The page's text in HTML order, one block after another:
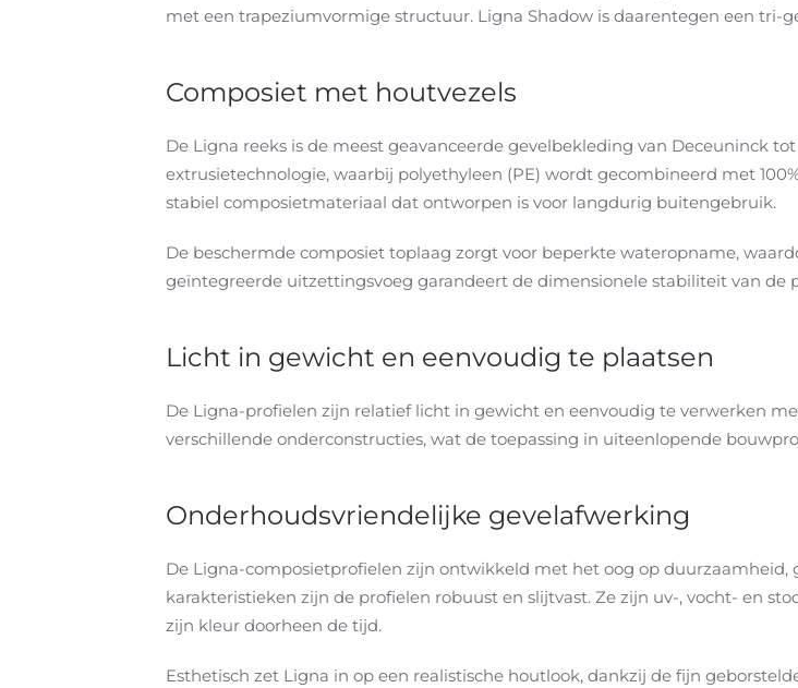
met een trapeziumvormige structuur. Ligna Shadow is daarentegen een
Composiet met houtvezels
De Ligna reeks is de meest geavanceerde gevelbekleding van Deceuninck
extrusietechnologie, waarbij polyethyleen (PE) wordt gecombineerd met
stabiel composietmateriaal dat ontworpen is voor langdurig buitengebruik.
De beschermde composiet toplaag zorgt voor beperkte wateropname,
geïntegreerde uitzettingsvoeg garandeert de dimensionele stabiliteit van de
Licht in gewicht en eenvoudig te plaatsen
De Ligna-profielen zijn relatief licht in gewicht en eenvoudig te verwerken
verschillende onderconstructies, wat de toepassing in uiteenlopende
Onderhoudsvriendelijke gevelafwerking
De Ligna-composietprofielen zijn ontwikkeld met het oog op duurzaamheid,
karakteristieken zijn de profielen robuust en slijtvast. Ze zijn uv-, vocht- en
zijn kleur doorheen de tijd. ​
Esthetisch zet Ligna in op een realistische houtlook, dankzij de fijn